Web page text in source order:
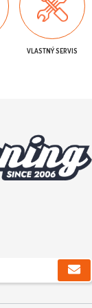
VLASTNÝ SERVIS